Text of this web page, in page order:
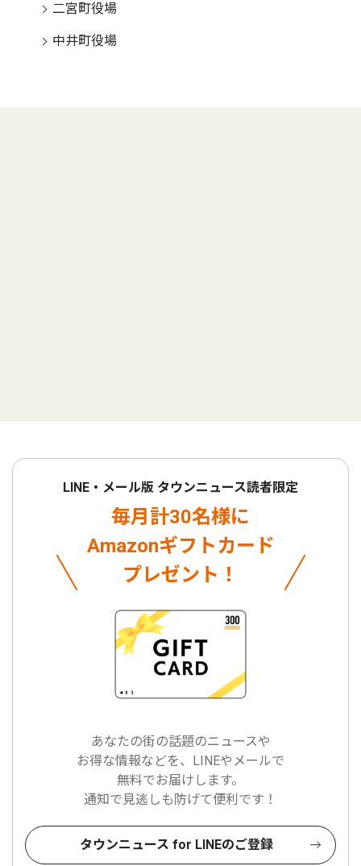
二宮町役場
中井町役場
LINE・メール版 タウンニュース読者限定
毎月計30名様に
Amazonギフトカード
プレゼント！
あなたの街の話題のニュースや
お得な情報などを、LINEやメールで
無料でお届けします。
通知で見逃しも防げて便利です！
タウンニュース for LINEのご登録